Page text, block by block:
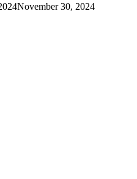
November 30, 2024